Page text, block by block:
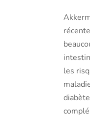
les